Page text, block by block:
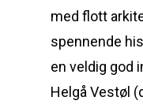
med flott
spennende
en veldig god
Helgå Vestøl